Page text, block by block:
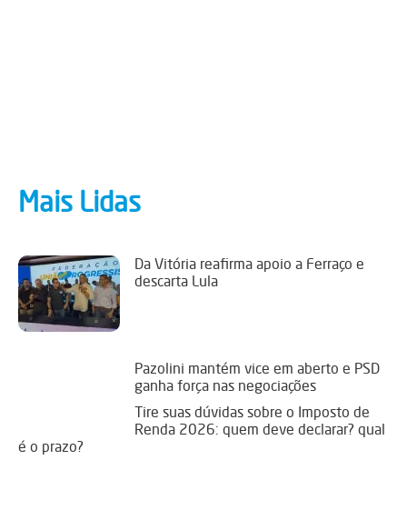
Mais Lidas
Da Vitória reafirma apoio a Ferraço e
descarta Lula
Pazolini mantém vice em aberto e PSD
ganha força nas negociações
Tire suas dúvidas sobre o Imposto de
Renda 2026: quem deve declarar? qual
é o prazo?